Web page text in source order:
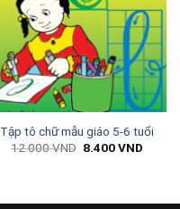
Tập tô chữ mẫu giáo 5-6 tuổi
12.000VND Giá
8.400VND